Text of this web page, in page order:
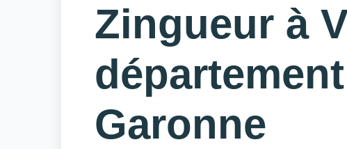
Zingueur à
Garonne